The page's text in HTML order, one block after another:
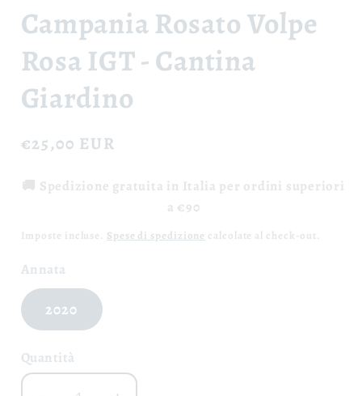
in
finestra
Campania Rosato Volpe
Rosa IGT - Cantina
Giardino
Prezzo
listino
€25,00 EUR
🚚 Spedizione gratuita in Italia per ordini superiori
a €90
Imposte incluse. Spese di spedizione calcolate al check-out.
Annata
2020
Quantità